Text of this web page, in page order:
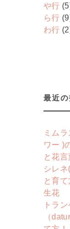
や行
ら行
わ行
最近
ミム
ワー )
と花
シレ
と育
生花
トラ
（